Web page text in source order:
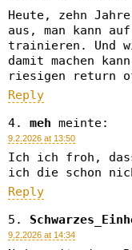
Heute, zehn
aus, man kann
trainieren. Und
damit machen
riesigen return
Reply
meh meinte:
9.2.2026 at 13:50
Ich ich froh,
ich die schon
Reply
9.2.2026 at 14:34